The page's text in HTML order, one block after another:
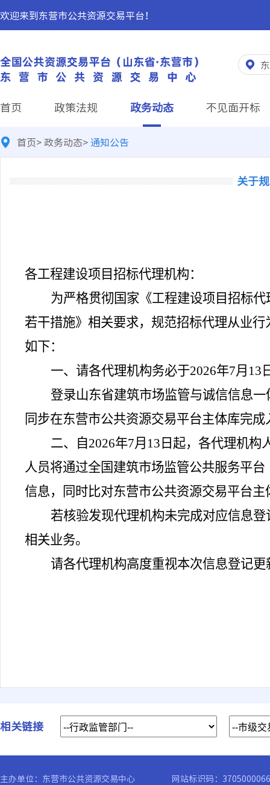
欢迎来到东营市公共资源交易平台！
首页 政策法规 政务动态 不见面开标
首页>政务动态>通知公告
关于
各工程建设项目招标代理机构：
为严格贯彻国家《工程建设项目招标
若干措施》相关要求，规范招标代理从业
如下：
一、请各代理机构务必于2026年7月 13
登录山东省建筑市场监管与诚信信息一
同步在东营市公共资源交易平台主体库完
二、自2026年7月13日起，各代理机
人员将通过全国建筑市场监管公共服务平台
信息，同时比对东营市公共资源交易平台主
若核验发现代理机构未完成对应信息
相关业务。
请各代理机构高度重视本次信息登记更
相关链接
主办单位：东营市公共资源交易中心
网站标识码：3705000066